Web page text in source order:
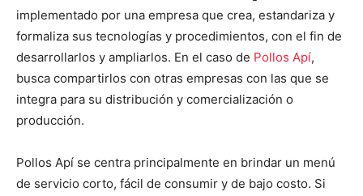
implementado por una empresa que crea, estandariza y
formaliza sus tecnologías y procedimientos, con el fin de
desarrollarlos y ampliarlos. En el caso de Pollos Apí,
busca compartirlos con otras empresas con las que se
integra para su distribución y comercialización o
producción.
Pollos Apí se centra principalmente en brindar un menú
de servicio corto, fácil de consumir y de bajo costo. Si